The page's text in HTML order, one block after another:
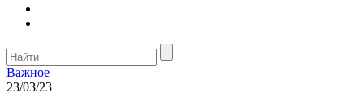
Важное
23/03/23